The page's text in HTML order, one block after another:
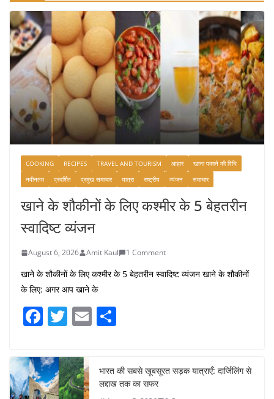
COOKING RECIPES TRAVEL AND TOURISM आहार
खाना पकाने की विधि
नवीनतम
प्रदर्शित प्रमुख समाचार यात्रा राष्ट्रीय व्यंजन समाचार
खाने के शौकीनों के लिए कश्मीर के 5 बेहतरीन
स्वादिष्ट व्यंजन
August 6, 2026 Amit Kaul 1 Comment
खाने के शौकीनों के लिए कश्मीर के 5 बेहतरीन स्वादिष्ट व्यंजन खाने के शौकीनों
के लिए: अगर आप खाने के
F
c
e
T
itt
er
E
e
भारत की सबसे खूबसूरत सड़क यात्राएँ: दार्जिलिंग से
लद्दाख तक का सफर